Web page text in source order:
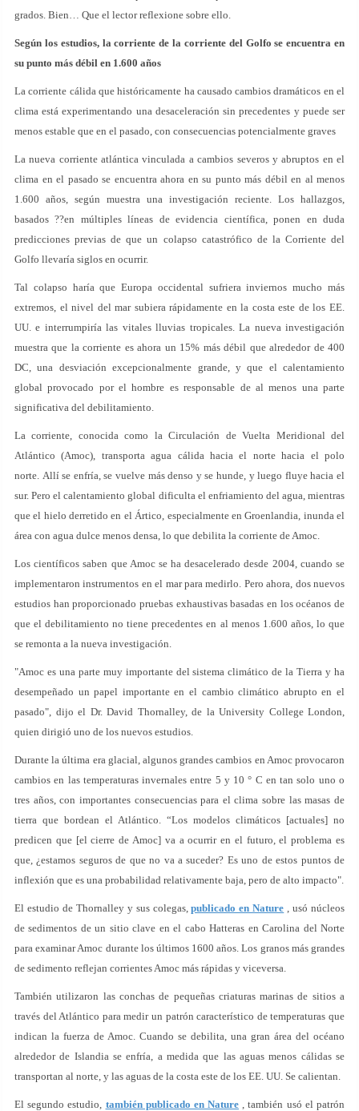
grados. Bien… Que el lector reflexione sobre ello.
Según los estudios, la corriente de la corriente del Golfo se encuentra en
su punto más débil en 1.600 años
La corriente cálida que históricamente ha causado cambios dramáticos en el
clima está experimentando una desaceleración sin precedentes y puede ser
menos estable que en el pasado, con consecuencias potencialmente graves
La nueva corriente atlántica vinculada a cambios severos y abruptos en el
clima en el pasado se encuentra ahora en su punto más débil en al menos
1.600 años, según muestra una investigación reciente. Los hallazgos,
basados ??en múltiples líneas de evidencia científica, ponen en duda
predicciones previas de que un colapso catastrófico de la Corriente del
Golfo llevaría siglos en ocurrir.
Tal colapso haría que Europa occidental sufriera inviernos mucho más
extremos, el nivel del mar subiera rápidamente en la costa este de los EE.
UU. e interrumpiría las vitales lluvias tropicales. La nueva investigación
muestra que la corriente es ahora un 15% más débil que alrededor de 400
DC, una desviación excepcionalmente grande, y que el calentamiento
global provocado por el hombre es responsable de al menos una parte
significativa del debilitamiento.
La corriente, conocida como la Circulación de Vuelta Meridional del
Atlántico (Amoc), transporta agua cálida hacia el norte hacia el polo
norte. Allí se enfría, se vuelve más denso y se hunde, y luego fluye hacia el
sur. Pero el calentamiento global dificulta el enfriamiento del agua, mientras
que el hielo derretido en el Ártico, especialmente en Groenlandia, inunda el
área con agua dulce menos densa, lo que debilita la corriente de Amoc.
Los científicos saben que Amoc se ha desacelerado desde 2004, cuando se
implementaron instrumentos en el mar para medirlo. Pero ahora, dos nuevos
estudios han proporcionado pruebas exhaustivas basadas en los océanos de
que el debilitamiento no tiene precedentes en al menos 1.600 años, lo que
se remonta a la nueva investigación.
"Amoc es una parte muy importante del sistema climático de la Tierra y ha
desempeñado un papel importante en el cambio climático abrupto en el
pasado", dijo el Dr. David Thornalley, de la University College London,
quien dirigió uno de los nuevos estudios.
Durante la última era glacial, algunos grandes cambios en Amoc provocaron
cambios en las temperaturas invernales entre 5 y 10 ° C en tan solo uno o
tres años, con importantes consecuencias para el clima sobre las masas de
tierra que bordean el Atlántico. “Los modelos climáticos [actuales] no
predicen que [el cierre de Amoc] va a ocurrir en el futuro, el problema es
que, ¿estamos seguros de que no va a suceder? Es uno de estos puntos de
inflexión que es una probabilidad relativamente baja, pero de alto impacto".
El estudio de Thornalley y sus colegas,publicado en Nature , usó núcleos
de sedimentos de un sitio clave en el cabo Hatteras en Carolina del Norte
para examinar Amoc durante los últimos 1600 años. Los granos más grandes
de sedimento reflejan corrientes Amoc más rápidas y viceversa.
También utilizaron las conchas de pequeñas criaturas marinas de sitios a
través del Atlántico para medir un patrón característico de temperaturas que
indican la fuerza de Amoc. Cuando se debilita, una gran área del océano
alrededor de Islandia se enfría, a medida que las aguas menos cálidas se
transportan al norte, y las aguas de la costa este de los EE. UU. Se calientan.
El segundo estudio, también publicado en Nature , también usó el patrón